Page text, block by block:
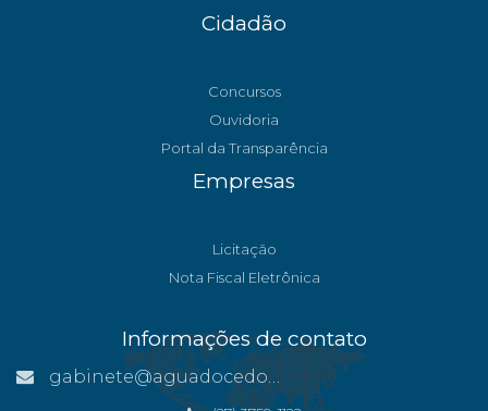
Cidadão
Concursos
Ouvidoria
Portal da Transparência
Empresas
Licitação
Nota Fiscal Eletrônica
Informações de contato
gabinete@aguadocedonorte.es.gov.br